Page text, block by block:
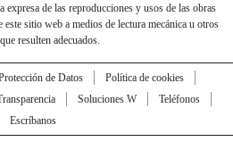
de las reproducciones y usos de las obras
este sitio web a medios de lectura mecánica u otros
resulten adecuados.
de Datos
Política de cookies
Soluciones W
Teléfonos
Escríbanos